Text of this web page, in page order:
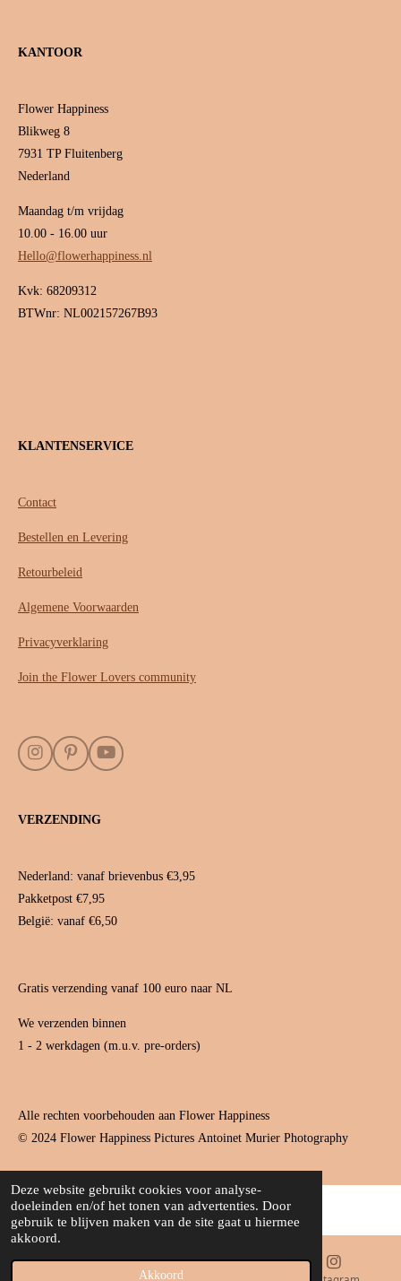
Deze website gebruikt cookies voor analyse-
doeleinden en/of het tonen van advertenties. Door
gebruik te blijven maken van de site gaat u hiermee
akkoord.
Akkoord
KANTOOR
Flower Happiness
Blikweg 8
7931 TP Fluitenberg
Nederland
Maandag t/m vrijdag
10.00 - 16.00 uur
Hello@flowerhappiness.nl
Kvk: 68209312
BTWnr: NL002157267B93
KLANTENSERVICE
Contact
Bestellen en Levering
Retourbeleid
Algemene Voorwaarden
Privacyverklaring
Join the Flower Lovers community
I
a
a
P
e
s
Y
VERZENDING
Nederland: vanaf brievenbus €3,95
Pakketpost €7,95
België: vanaf €6,50
Gratis verzending vanaf 100 euro naar NL
We verzenden binnen
1 - 2 werkdagen (m.u.v. pre-orders)
Alle rechten voorbehouden aan Flower Happiness
© 2024 Flower Happiness Pictures Antoinet Murier Photography